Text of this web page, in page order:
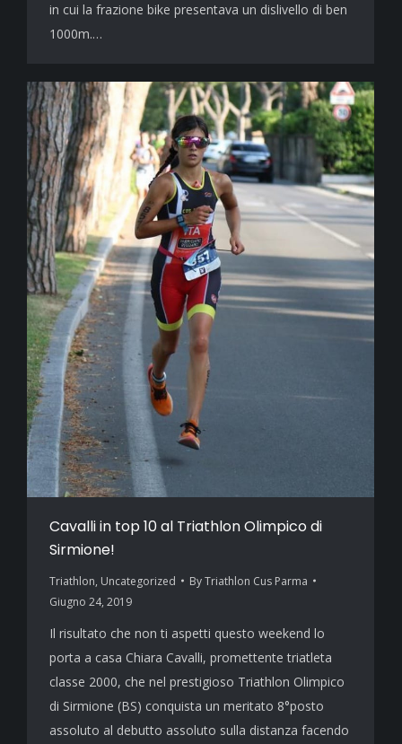
in cui la frazione bike presentava un dislivello di ben
1000m.…
Cavalli in top 10 al Triathlon Olimpico di
Sirmione!
Triathlon, Uncategorized ByTriathlon Cus Parma
Giugno 24, 2019
Il risultato che non ti aspetti questo weekend lo
porta a casa Chiara Cavalli, promettente triatleta
classe 2000, che nel prestigioso Triathlon Olimpico
di Sirmione (BS) conquista un meritato 8°posto
assoluto al debutto assoluto sulla distanza facendo